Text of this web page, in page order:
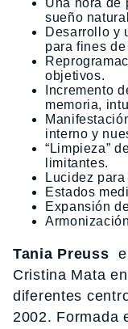
Una hora de
sueño
Desarrollo y
para fines
objetivos.
Incremento
memoria,
interno y
“Limpieza”
limitantes.
Lucidez
Estados
Expansión
Tania Preuss
Cristina Mata
diferentes
2002. Formada